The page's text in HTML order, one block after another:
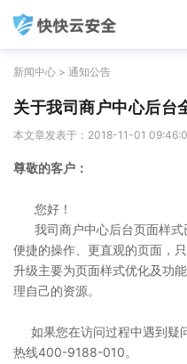
新闻中心 > 通知公告
关于我司商户中心后台
本文章发表于：2018-11-01
尊敬的客户：
您好！
我司商户中心后台页面样式
便捷的操作、更直观的页面，
升级主要为页面样式优化及功
理自己的资源。
如果您在访问过程中遇到疑
热线400-9188-010。